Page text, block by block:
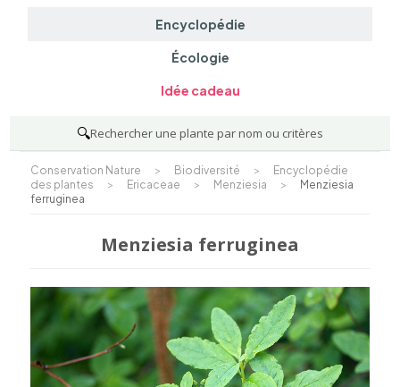
Encyclopédie
Écologie
Idée cadeau
🔍Rechercher une plante par nom ou critères
Conservation Nature > Biodiversité >
Encyclopédie
des plantes
> Ericaceae > Menziesia >
Menziesia
ferruginea
Menziesia ferruginea